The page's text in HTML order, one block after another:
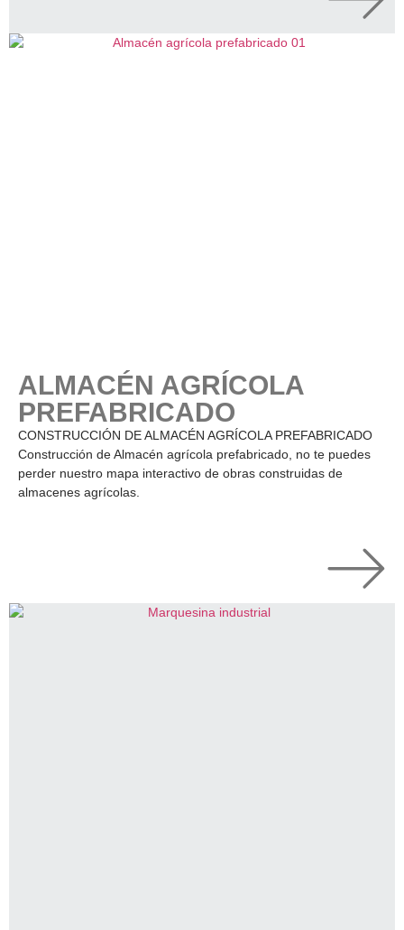
ALMACÉN AGRÍCOLA
PREFABRICADO
CONSTRUCCIÓN DE ALMACÉN AGRÍCOLA PREFABRICADO
Construcción de Almacén agrícola prefabricado, no te puedes
perder nuestro mapa interactivo de obras construidas de
almacenes agrícolas.